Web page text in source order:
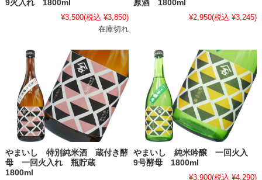
9火入れ 1800ml
¥3,500(税込 ¥3,850)
在庫切れ
原酒 1800ml
¥2,950(税込 ¥3,245)
やまいし 特別純米酒 蔵付き酵
母 一回火入れ 瓶貯蔵
1800ml
やまいし 純米吟醸 一回火入
9号酵母 1800ml
¥3,900(税込 ¥4,290)